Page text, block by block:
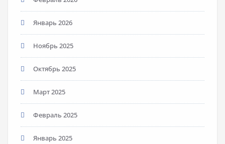
Январь 2026
Ноябрь 2025
Октябрь 2025
Март 2025
Февраль 2025
Январь 2025